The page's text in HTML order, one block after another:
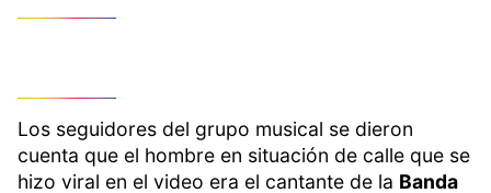
Los seguidores del grupo musical se dieron
cuenta que el hombre en situación de calle que se
hizo viral en el video era el cantante de la Banda